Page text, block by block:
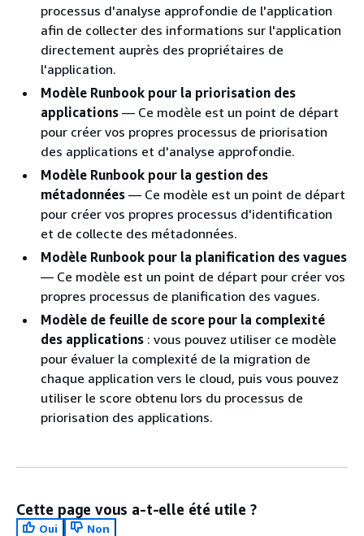
processus d'analyse approfondie de l'application
afin de collecter des informations sur l'application
directement auprès des propriétaires de
l'application.
Modèle Runbook pour la priorisation des
applications — Ce modèle est un point de départ
pour créer vos propres processus de priorisation
des applications et d'analyse approfondie.
Modèle Runbook pour la gestion des
métadonnées — Ce modèle est un point de départ
pour créer vos propres processus d'identification
et de collecte des métadonnées.
Modèle Runbook pour la planification des vagues
— Ce modèle est un point de départ pour créer vos
propres processus de planification des vagues.
Modèle de feuille de score pour la complexité
des applications : vous pouvez utiliser ce modèle
pour évaluer la complexité de la migration de
chaque application vers le cloud, puis vous pouvez
utiliser le score obtenu lors du processus de
priorisation des applications.
Cette page vous a-t-elle été utile ?
Oui
Non